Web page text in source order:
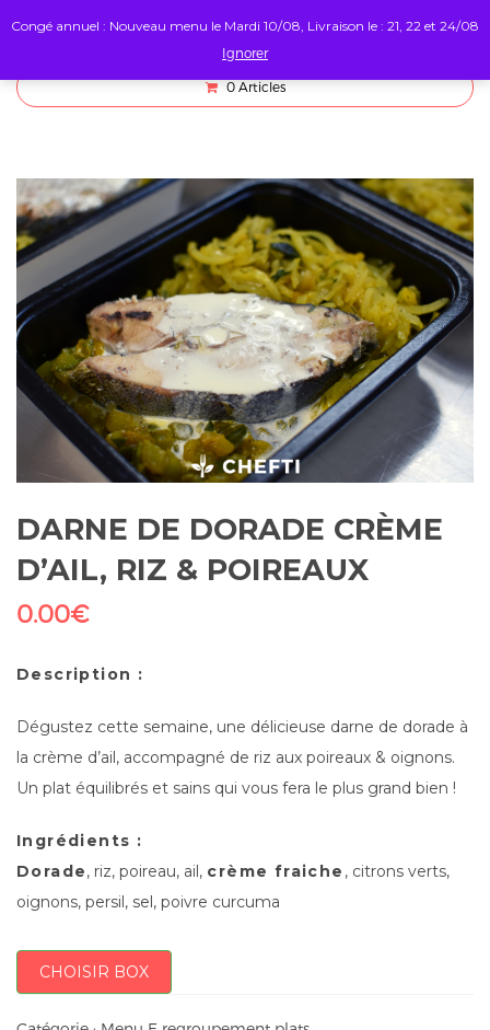
0 Articles
DARNE DE DORADE CRÈME
D’AIL, RIZ & POIREAUX
0.00€
Description :
Dégustez cette semaine, une délicieuse darne de dorade à
la crème d’ail, accompagné de riz aux poireaux & oignons.
Un plat équilibrés et sains qui vous fera le plus grand bien !
Ingrédients :
Dorade, riz, poireau, ail, crème fraiche , citrons verts,
oignons, persil, sel, poivre curcuma
CHOISIR BOX
Congé annuel : Nouveau menu le Mardi 10/08, Livraison le : 21, 22 et 24/08
Ignorer